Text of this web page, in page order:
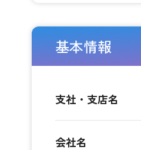
基本情報
支社・支店名
会社名